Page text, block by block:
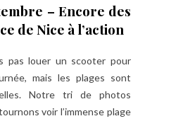
– Encore des
de Nice à l’action
pas louer un scooter pour
mais les plages sont
Notre tri de photos
voir l’immense plage